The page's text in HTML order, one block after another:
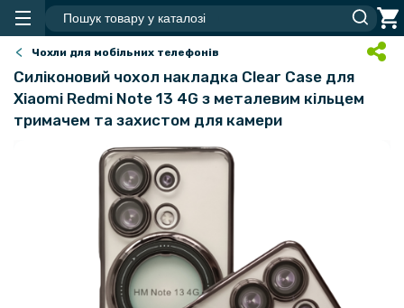
Чохли для мобільних телефонів
Силіконовий чохол накладка Clear Case для
Xiaomi Redmi Note 13 4G з металевим кільцем
тримачем та захистом для камери